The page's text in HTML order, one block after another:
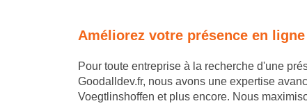
Améliorez votre présence en
Pour toute entreprise à la recherche d'une
Goodalldev.fr, nous avons une expertise
Voegtlinshoffen et plus encore. Nous